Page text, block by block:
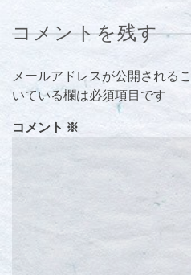
コメントを残す
メールアドレスが公開される
いている欄は必須項目です
コメント ※